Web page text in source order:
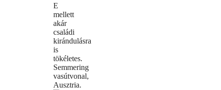
E
mellett
akár
családi
kirándulásra
is
tökéletes.
Semmering
vasútvonal,
Ausztria.